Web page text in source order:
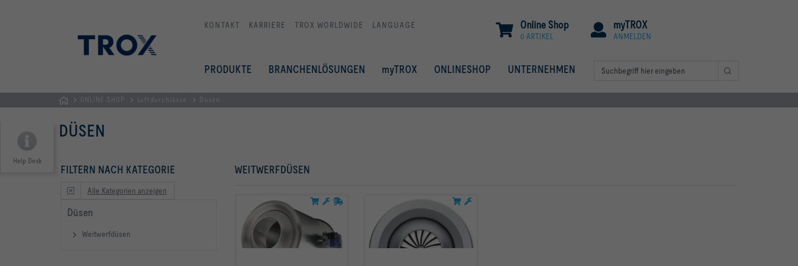
KONTAKT KARRIERE TROX WORLDWIDE LANGUAGE myTROX
ANMELDEN
Online Shop
0 ARTIKEL
PRODUKTE BRANCHENLÖSUNGEN myTROX ONLINESHOP UNTERNEHMEN
AUSTRIA
| Komponenten,
Geräte
Systeme
ONLINE SHOP Luftdurchlässe Düsen
Help Desk
DÜSEN
FILTERN NACH KATEGORIE
Alle Kategorien anzeigen
Düsen
Weitwerfdüsen
WEITWERFDÜSEN